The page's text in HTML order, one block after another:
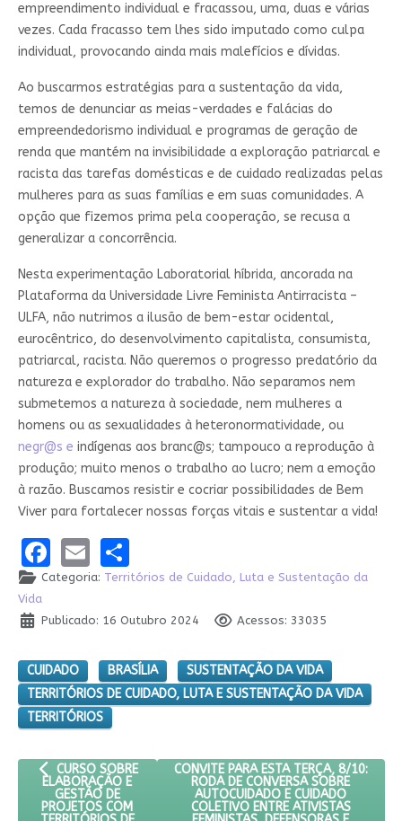
empreendimento individual e fracassou, uma, duas e várias
vezes. Cada fracasso tem lhes sido imputado como culpa
individual, provocando ainda mais malefícios e dívidas.
Ao buscarmos estratégias para a sustentação da vida,
temos de denunciar as meias-verdades e falácias do
empreendedorismo individual e programas de geração de
renda que mantém na invisibilidade a exploração patriarcal e
racista das tarefas domésticas e de cuidado realizadas pelas
mulheres para as suas famílias e em suas comunidades. A
opção que fizemos prima pela cooperação, se recusa a
generalizar a concorrência.
Nesta experimentação Laboratorial híbrida, ancorada na
Plataforma da Universidade Livre Feminista Antirracista –
ULFA, não nutrimos a ilusão de bem-estar ocidental,
eurocêntrico, do desenvolvimento capitalista, consumista,
patriarcal, racista. Não queremos o progresso predatório da
natureza e explorador do trabalho. Não separamos nem
submetemos a natureza à sociedade, nem mulheres a
homens ou as sexualidades à heteronormatividade, ou
negr@s e indígenas aos branc@s; tampouco a reprodução à
produção; muito menos o trabalho ao lucro; nem a emoção
à razão. Buscamos resistir e cocriar possibilidades de Bem
Viver para fortalecer nossas forças vitais e sustentar a vida!
Facebook
EmailShare
Categoria: Territórios de Cuidado, Luta e Sustentação da
Vida
Publicado: 16 Outubro 2024
Acessos: 33035
CUIDADO BRASÍLIA
SUSTENTAÇÃO DA VIDA
TERRITÓRIOS DE CUIDADO, LUTA E SUSTENTAÇÃO DA VIDA
TERRITÓRIOS
ARTIGO ANTERIOR: CURSO SOBRE ELABORAÇÃO E GESTÃO
CURSO SOBRE
ELABORAÇÃO E
GESTÃO DE
PROJETOS COM
PRÓXIMO ARTIGO: CONVITE PARA
CONVITE PARA ESTA TERÇA, 8/10:
RODA DE CONVERSA SOBRE
AUTOCUIDADO E CUIDADO
COLETIVO ENTRE ATIVISTAS